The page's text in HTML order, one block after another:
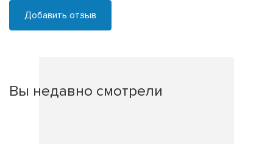
Добавить отзыв
Вы недавно смотрели